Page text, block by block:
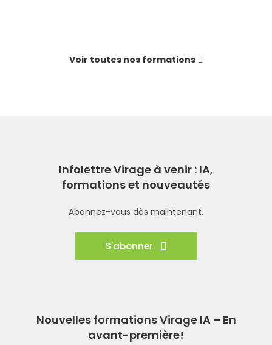
Voir toutes nos formations
Infolettre Virage à venir : IA,
formations et nouveautés
Abonnez-vous dès maintenant.
S'abonner
Nouvelles formations Virage IA – En
avant-première!